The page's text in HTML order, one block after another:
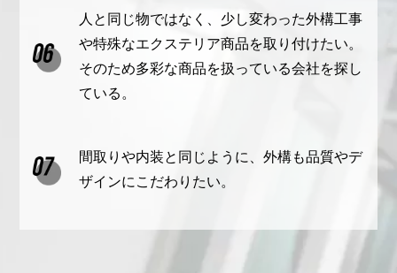
人と同じ物ではなく、少し変わった外構工事
や特殊なエクステリア商品を取り付けたい。
そのため多彩な商品を扱っている会社を探し
ている。
間取りや内装と同じように、外構も品質やデ
ザインにこだわりたい。